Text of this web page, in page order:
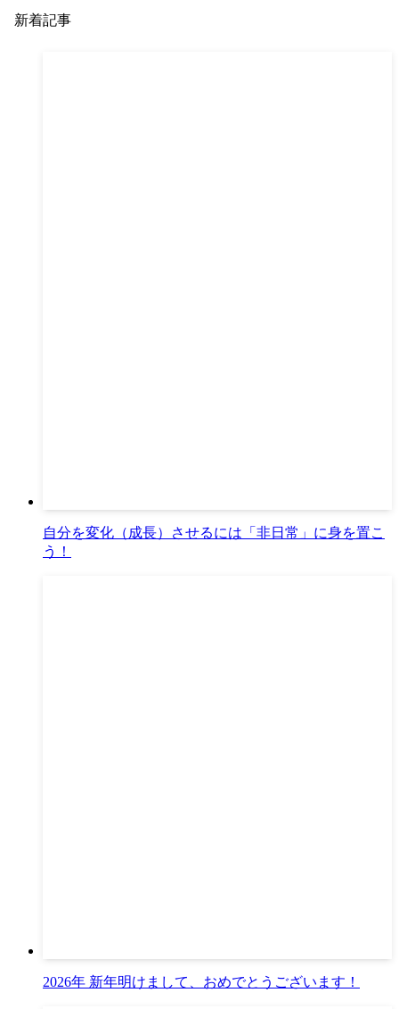
新着記事
自分を変化（成長）させるには「非日常」に身を置こ
う！
2026年 新年明けまして、おめでとうございます！